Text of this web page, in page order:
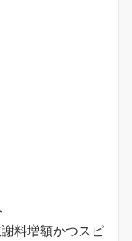
料増額かつスピ